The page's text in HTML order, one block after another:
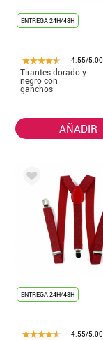
ENTREGA 24H/48H
4.55/5.00
Tirantes dorado y
negro con
ganchos
plateados
AÑADIR
ENTREGA 24H/48H
4.55/5.00